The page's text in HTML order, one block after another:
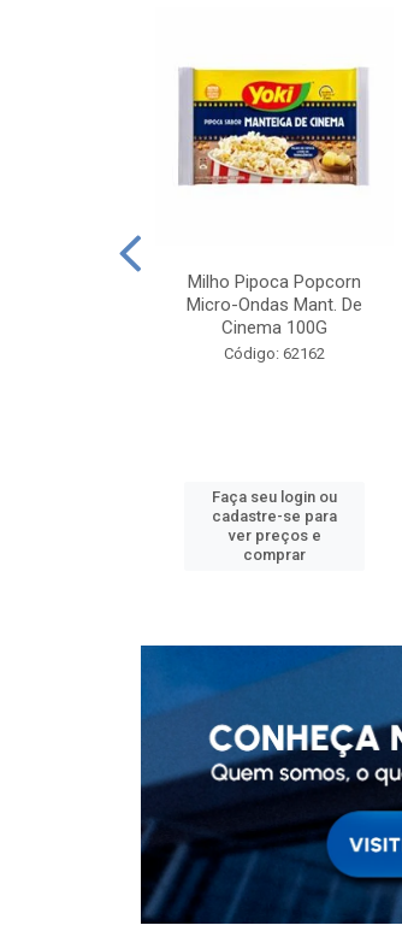
Milho Pipoca Popcorn
Micro-Ondas Mant. De
Cinema 100G
Código: 62162
Faça seu login ou
cadastre-se para
ver preços e
comprar